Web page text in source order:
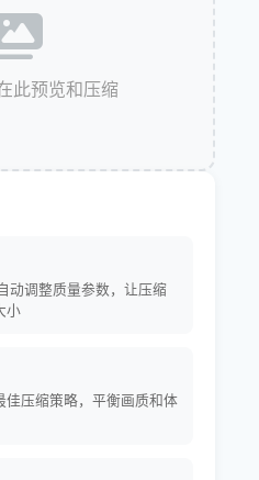
此预览和压缩
动调整质量参数，让压缩
小
佳压缩策略，平衡画质和体